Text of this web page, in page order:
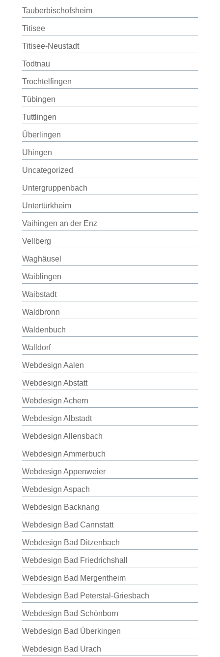
Tauberbischofsheim
Titisee
Titisee-Neustadt
Todtnau
Trochtelfingen
Tübingen
Tuttlingen
Überlingen
Uhingen
Uncategorized
Untergruppenbach
Untertürkheim
Vaihingen an der Enz
Vellberg
Waghäusel
Waiblingen
Waibstadt
Waldbronn
Waldenbuch
Walldorf
Webdesign Aalen
Webdesign Abstatt
Webdesign Achern
Webdesign Albstadt
Webdesign Allensbach
Webdesign Ammerbuch
Webdesign Appenweier
Webdesign Aspach
Webdesign Backnang
Webdesign Bad Cannstatt
Webdesign Bad Ditzenbach
Webdesign Bad Friedrichshall
Webdesign Bad Mergentheim
Webdesign Bad Peterstal-Griesbach
Webdesign Bad Schönborn
Webdesign Bad Überkingen
Webdesign Bad Urach